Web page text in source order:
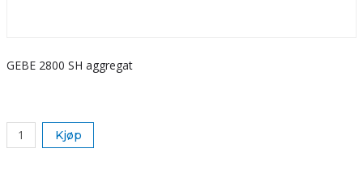
GEBE 2800 SH aggregat
Kjøp